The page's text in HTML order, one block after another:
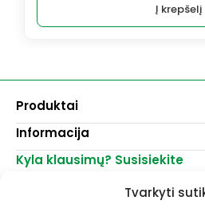
Tvarkyti
Į krepšelį
Produktai
Dažai
Dekoravimui
Lakai, skiedikliai
Informacija
Pirkimo taisyklės
Kyla klausimų? Susisiekite
info@menomuza.lt